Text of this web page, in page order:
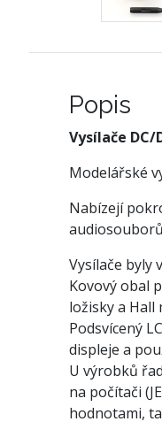
Popis
Vysílače DC/
Modelářské
Nabízejí
Vysílače byly
Kovový obal
ložisky a
Podsvícený
displeje a
U výrobků
na počítači
hodnotami,